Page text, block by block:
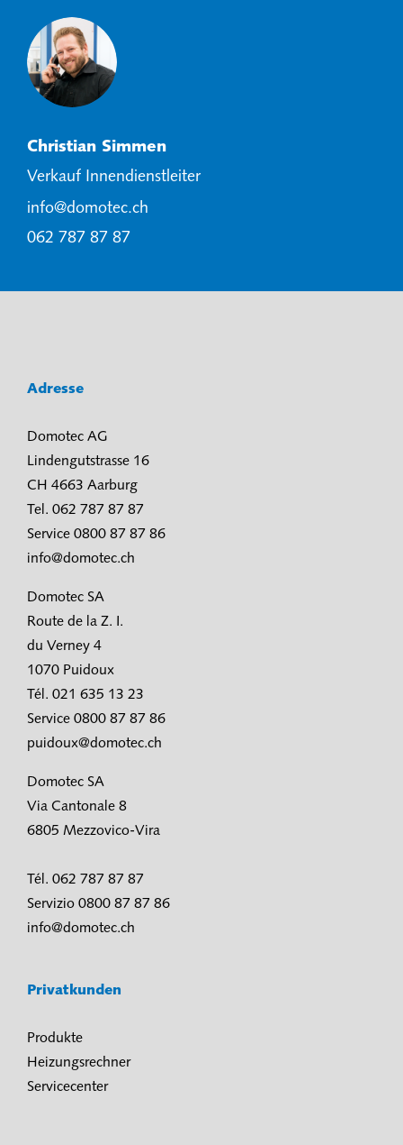
Christian Simmen
Verkauf Innendienstleiter
info@domotec.ch
062 787 87 87
Adresse
Domotec AG
Lindengutstrasse 16
CH 4663 Aarburg
Tel. 062 787 87 87
Service 0800 87 87 86
info@domotec.ch
Domotec SA
Route de la Z. I.
du Verney 4
1070 Puidoux
Tél. 021 635 13 23
Service 0800 87 87 86
puidoux@domotec.ch
Domotec SA
Via Cantonale 8
6805 Mezzovico-Vira
Tél. 062 787 87 87
Servizio 0800 87 87 86
info@domotec.ch
Privatkunden
Produkte
Heizungsrechner
Servicecenter